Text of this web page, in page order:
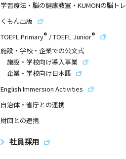
学習療法・脳の健康教室・KUMONの脳トレ
くもん出版
TOEFL Primary® /TOEFL Junior®
施設・学校・企業での公文式
施設・学校向け導入事業
企業・学校向け日本語
English Immersion Activities
自治体・省庁との連携
財団との連携
社員採用